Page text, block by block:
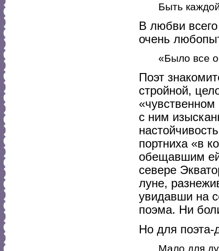
Быть
В любви
очень
«Было все
Поэт
стройной,
«чувственном
с ним
портниха «в
обещавшим
севере
луне,
увидавши на
поэма. Ни
Но для поэта-
Мало для